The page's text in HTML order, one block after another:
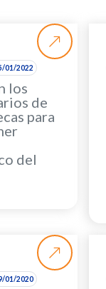
01/2022
los
de
para
del
01/2020